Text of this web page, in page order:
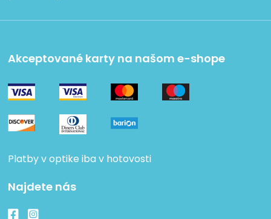
Akceptované karty na našom e-shope
Platby v optike iba v hotovosti
Najdete nás